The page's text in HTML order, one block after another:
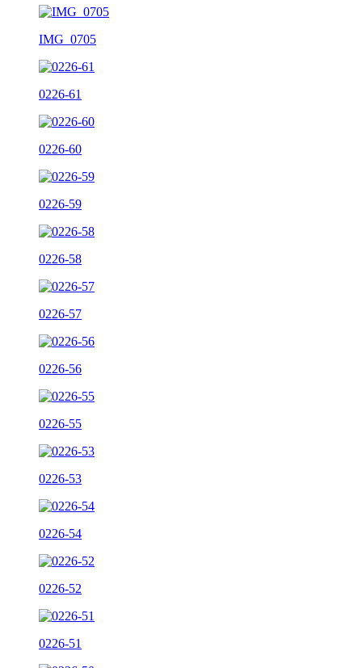
IMG_0705
0226-61
0226-60
0226-59
0226-58
0226-57
0226-56
0226-55
0226-53
0226-54
0226-52
0226-51